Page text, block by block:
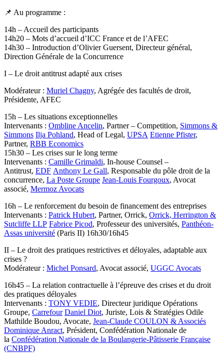
📌 Au programme :
14h – Accueil des participants
14h20 – Mots d’accueil d’ICC France et de l’AFEC
14h30 – Introduction d’Olivier Guersent, Directeur général,
Direction Générale de la Concurrence
I – Le droit antitrust adapté aux crises
Modérateur : Muriel Chagny, Agrégée des facultés de droit,
Présidente, AFEC
15h – Les situations exceptionnelles
Intervenants : Ombline Ancelin, Partner – Competition, Simmons &
Simmons Ilja Pohland, Head of Legal, UPSA Etienne Pfister,
Partner, RBB Economics
15h30 – Les crises sur le long terme
Intervenants : Camille Grimaldi, In-house Counsel –
Antitrust, EDF Anthony Le Gall, Responsable du pôle droit de la
concurrence, La Poste Groupe Jean-Louis Fourgoux, Avocat
associé, Mermoz Avocats
16h – Le renforcement du besoin de financement des entreprises
Intervenants : Patrick Hubert, Partner, Orrick, Orrick, Herrington &
Sutcliffe LLP Fabrice Picod, Professeur des universités, Panthéon-
Assas université (Paris II) 16h30/16h45
II – Le droit des pratiques restrictives et déloyales, adaptable aux
crises ?
Modérateur : Michel Ponsard, Avocat associé, UGGC Avocats
16h45 – La relation contractuelle à l’épreuve des crises et du droit
des pratiques déloyales
Intervenants : TONY VEDIE, Directeur juridique Opérations
Groupe, Carrefour Daniel Diot, Juriste, Lois & Stratégies Odile
Mathilde Boudou, Avocate, Jean-Claude COULON & Associés
Dominique Anract, Président, Confédération Nationale de
la Confédération Nationale de la Boulangerie-Pâtisserie Française
(CNBPF)